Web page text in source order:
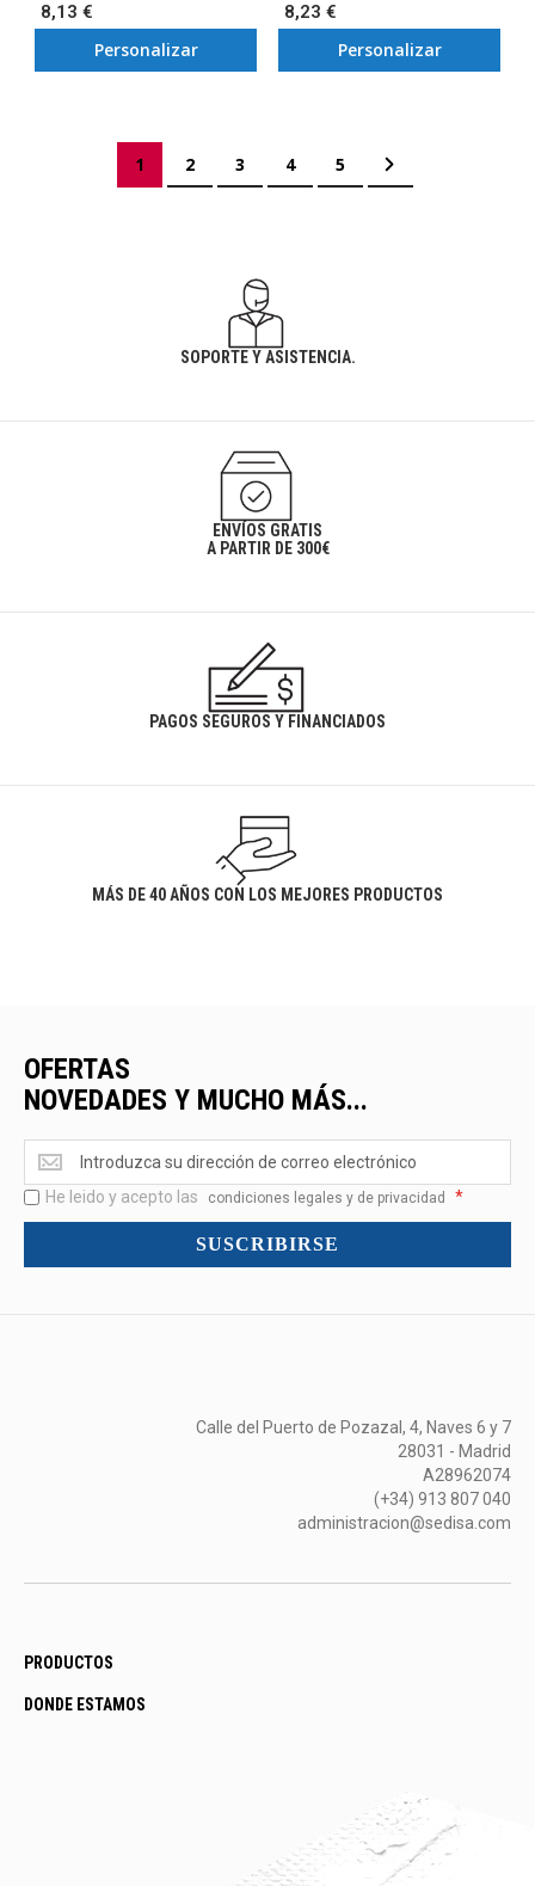
8,13 €
Personalizar
8,23 €
Personalizar
Actualmente estás leyendo página
1 Página
2 Página
3 Página
4 Página
5 Página
Siguiente
SOPORTE Y ASISTENCIA.
ENVÍOS GRATIS
A PARTIR DE 300€
PAGOS SEGUROS Y FINANCIADOS
MÁS DE 40 AÑOS CON LOS MEJORES PRODUCTOS
OFERTAS
NOVEDADES Y MUCHO MÁS...
Ofertas
<br>Novedades
y
mucho
He leido y acepto las condiciones legales y de privacidad *
SUSCRIBIRSE
Calle del Puerto de Pozazal, 4, Naves 6 y 7
28031 - Madrid
A28962074
(+34) 913 807 040
administracion@sedisa.com
PRODUCTOS
DONDE ESTAMOS